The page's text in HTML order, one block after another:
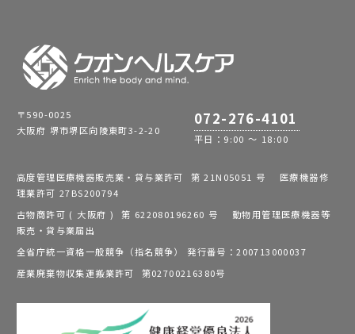
〒590-0025
大阪府 堺市堺区向陵東町3-2-20
072-276-4101
平日：9:00 ～ 18:00
高度管理医療機器販売業・貸与業許可 第 21N05051 号 医療機器修
理業許可 27BS200794
古物商許可 ( 大阪府 ) 第 622080196260 号 動物用管理医療機器等
販売・貸与業届出
全省庁統一資格一般競争（指名競争） 発行番号：200713000037
産業廃棄物収集運搬業許可 第02700216380号